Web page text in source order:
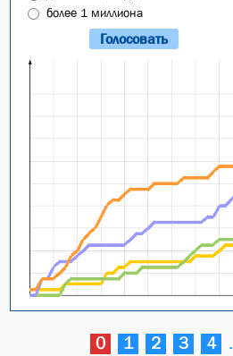
более 1 миллиона
0 1 2 3 4